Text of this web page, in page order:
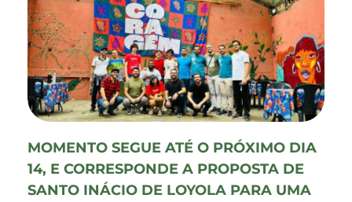
MOMENTO SEGUE ATÉ O PRÓXIMO DIA
14, E CORRESPONDE A PROPOSTA DE
SANTO INÁCIO DE LOYOLA PARA UMA